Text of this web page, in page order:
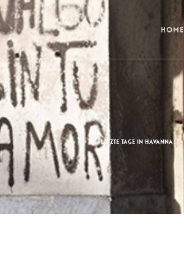
HOME
LETZTE TAGE IN HAVANNA